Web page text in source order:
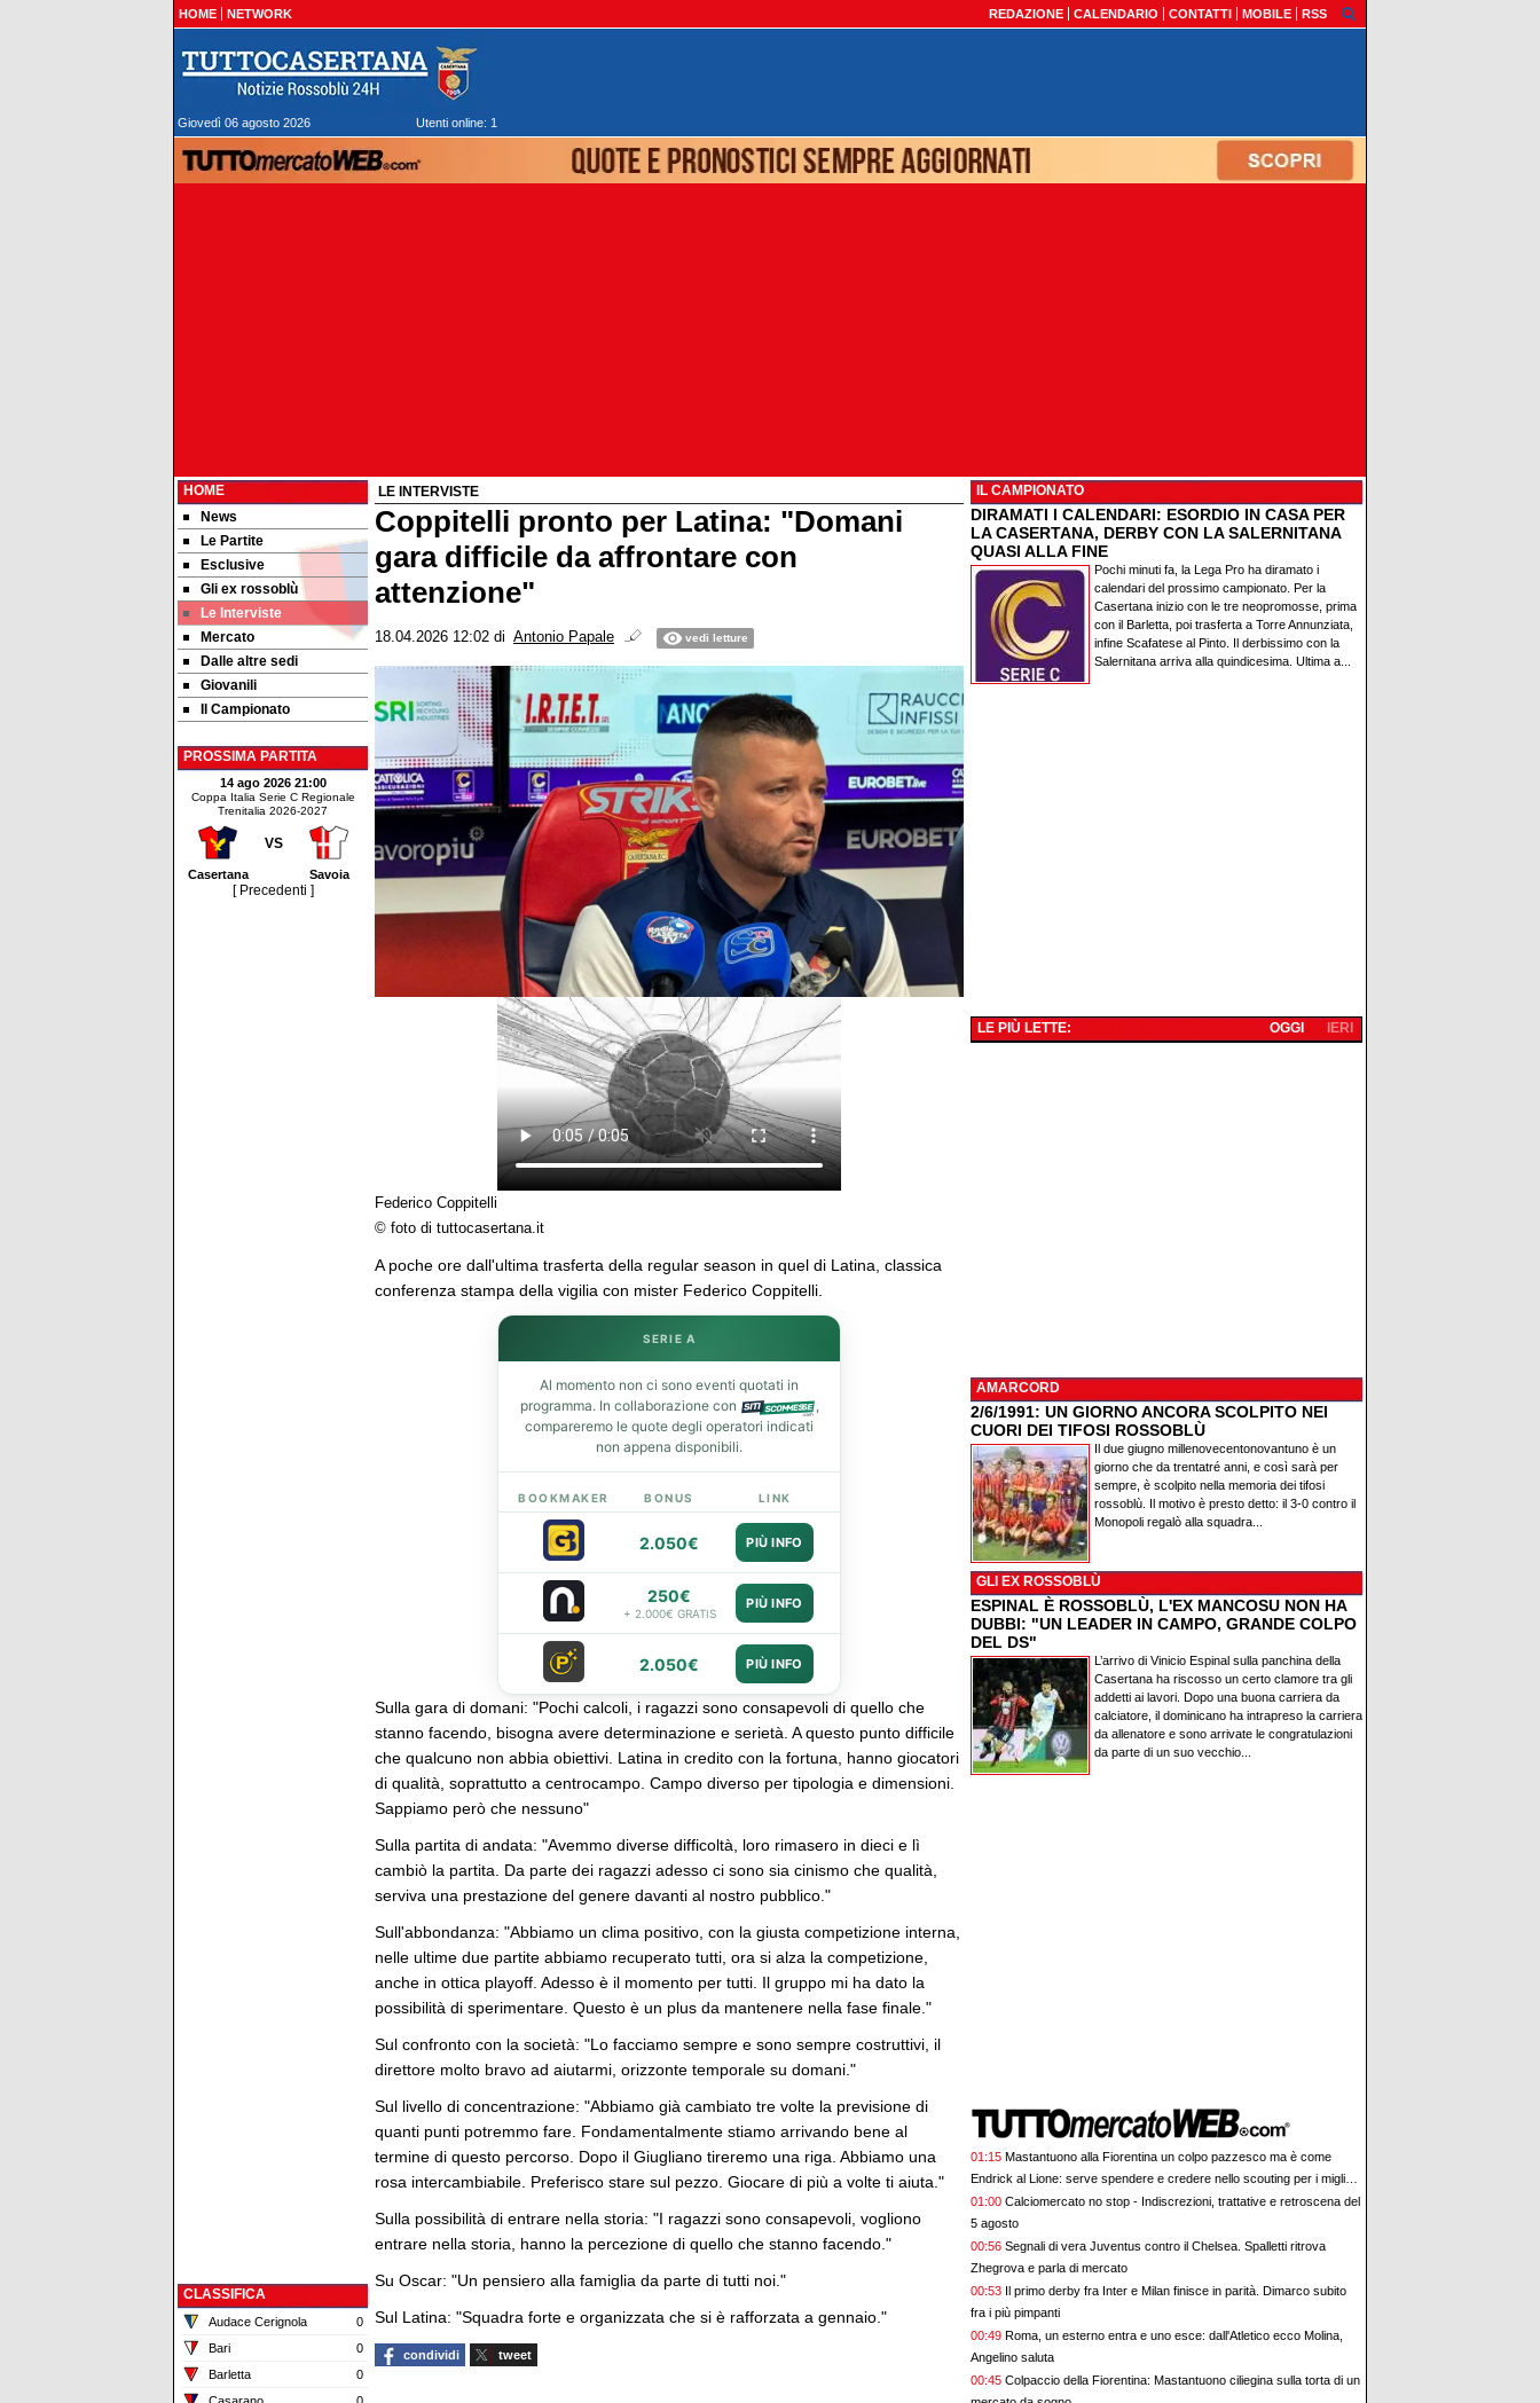
HOME NETWORK REDAZIONE CALENDARIO CONTATTI MOBILE RSS
Giovedì 06 agosto 2026 Utenti online: 1
HOME
News
Le Partite
Esclusive
Gli ex rossoblù
Le Interviste
Mercato
Dalle altre sedi
Giovanili
Il Campionato
PROSSIMA PARTITA
14 ago 2026 21:00
Coppa Italia Serie C Regionale
Trenitalia 2026-2027
VS
Casertana Savoia
[ Precedenti ]
CLASSIFICA
Audace Cerignola
0
Bari
0
Barletta
0
LE INTERVISTE
Coppitelli pronto per Latina: "Domani
gara difficile da affrontare con
attenzione"
18.04.2026 12:02 di Antonio Papale vedi letture
Federico Coppitelli
© foto di tuttocasertana.it
A poche ore dall'ultima trasferta della regular season in quel di Latina, classica
conferenza stampa della vigilia con mister Federico Coppitelli.
SERIE A
Al momento non ci sono eventi quotati in
programma. In collaborazione con
,
compareremo le quote degli operatori indicati
non appena disponibili.
BOOKMAKER BONUS LINK
2.050€ PIÙ INFO
250€
+ 2.000€ GRATIS
PIÙ INFO
2.050€ PIÙ INFO
Sulla gara di domani: "Pochi calcoli, i ragazzi sono consapevoli di quello che
stanno facendo, bisogna avere determinazione e serietà. A questo punto difficile
che qualcuno non abbia obiettivi. Latina in credito con la fortuna, hanno giocatori
di qualità, soprattutto a centrocampo. Campo diverso per tipologia e dimensioni.
Sappiamo però che nessuno"
Sulla partita di andata: "Avemmo diverse difficoltà, loro rimasero in dieci e lì
cambiò la partita. Da parte dei ragazzi adesso ci sono sia cinismo che qualità,
serviva una prestazione del genere davanti al nostro pubblico."
Sull'abbondanza: "Abbiamo un clima positivo, con la giusta competizione interna,
nelle ultime due partite abbiamo recuperato tutti, ora si alza la competizione,
anche in ottica playoff. Adesso è il momento per tutti. Il gruppo mi ha dato la
possibilità di sperimentare. Questo è un plus da mantenere nella fase finale."
Sul confronto con la società: "Lo facciamo sempre e sono sempre costruttivi, il
direttore molto bravo ad aiutarmi, orizzonte temporale su domani."
Sul livello di concentrazione: "Abbiamo già cambiato tre volte la previsione di
quanti punti potremmo fare. Fondamentalmente stiamo arrivando bene al
termine di questo percorso. Dopo il Giugliano tireremo una riga. Abbiamo una
rosa intercambiabile. Preferisco stare sul pezzo. Giocare di più a volte ti aiuta."
Sulla possibilità di entrare nella storia: "I ragazzi sono consapevoli, vogliono
entrare nella storia, hanno la percezione di quello che stanno facendo."
Su Oscar: "Un pensiero alla famiglia da parte di tutti noi."
Sul Latina: "Squadra forte e organizzata che si è rafforzata a gennaio."
condividi tweet
IL CAMPIONATO
DIRAMATI I CALENDARI: ESORDIO IN CASA PER
LA CASERTANA, DERBY CON LA SALERNITANA
QUASI ALLA FINE
Pochi minuti fa, la Lega Pro ha diramato i
calendari del prossimo campionato. Per la
Casertana inizio con le tre neopromosse, prima
con il Barletta, poi trasferta a Torre Annunziata,
infine Scafatese al Pinto. Il derbissimo con la
Salernitana arriva alla quindicesima. Ultima a...
LE PIÙ LETTE: IERI
OGGI
AMARCORD
2/6/1991: UN GIORNO ANCORA SCOLPITO NEI
CUORI DEI TIFOSI ROSSOBLÙ
Il due giugno millenovecentonovantuno è un
giorno che da trentatré anni, e così sarà per
sempre, è scolpito nella memoria dei tifosi
rossoblù. Il motivo è presto detto: il 3-0 contro il
Monopoli regalò alla squadra...
GLI EX ROSSOBLÙ
ESPINAL È ROSSOBLÙ, L'EX MANCOSU NON HA
DUBBI: "UN LEADER IN CAMPO, GRANDE COLPO
DEL DS"
L’arrivo di Vinicio Espinal sulla panchina della
Casertana ha riscosso un certo clamore tra gli
addetti ai lavori. Dopo una buona carriera da
calciatore, il dominicano ha intrapreso la carriera
da allenatore e sono arrivate le congratulazioni
da parte di un suo vecchio...
01:15 Mastantuono alla Fiorentina un colpo pazzesco ma è come
Endrick al Lione: serve spendere e credere nello scouting per i migliori
talenti. Giovani italiani: attenzione perché qualcosa sta cambiando
davvero
01:00 Calciomercato no stop - Indiscrezioni, trattative e retroscena del
5 agosto
00:56 Segnali di vera Juventus contro il Chelsea. Spalletti ritrova
Zhegrova e parla di mercato
00:53 Il primo derby fra Inter e Milan finisce in parità. Dimarco subito
fra i più pimpanti
00:49 Roma, un esterno entra e uno esce: dall'Atletico ecco Molina,
Angelino saluta
00:45 Colpaccio della Fiorentina: Mastantuono ciliegina sulla torta di un